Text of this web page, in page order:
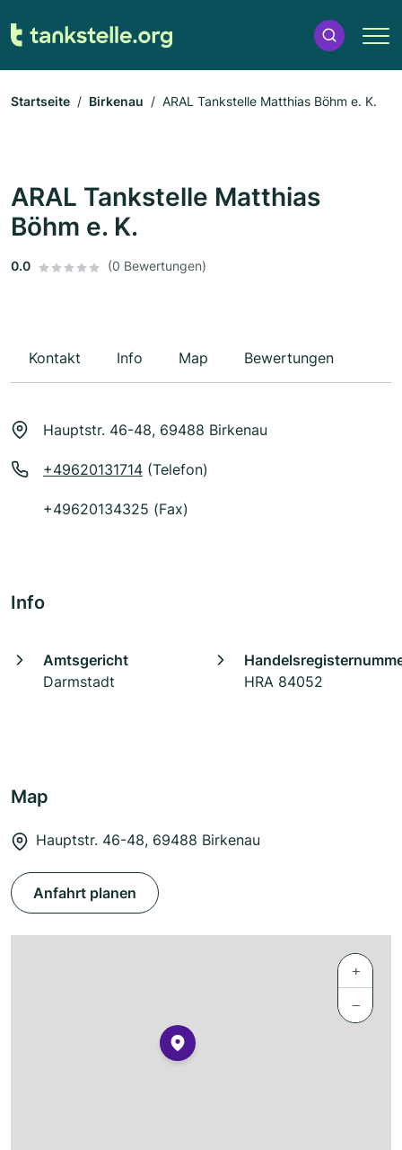
Startseite Birkenau ARAL Tankstelle Matthias Böhm e. K.
ARAL Tankstelle Matthias
Böhm e. K.
0.0 (0 Bewertungen)
Kontakt Info Map Bewertungen
Hauptstr. 46-48, 69488 Birkenau
+49620131714 (Telefon)
+49620134325 (Fax)
Info
Amtsgericht
Darmstadt
HRA 84052
Map
Hauptstr. 46-48, 69488 Birkenau
Anfahrt planen
+
−